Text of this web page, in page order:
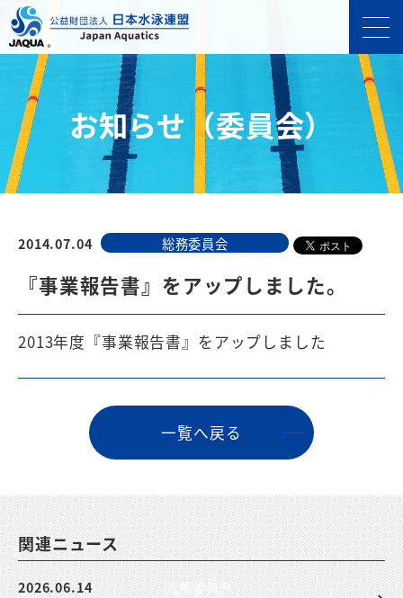
お知らせ（委員会）
2014.07.04 総務委員会
『事業報告書』をアップしました。
2013年度『事業報告書』をアップしました
⼀覧へ戻る
関連ニュース
2026.06.14 総務委員会